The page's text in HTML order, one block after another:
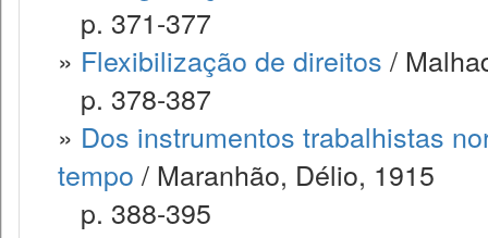
p. 371-377
» Flexibilização de direitos /
p. 378-387
» Dos instrumentos trabalhistas
tempo / Maranhão, Délio, 1915
p. 388-395